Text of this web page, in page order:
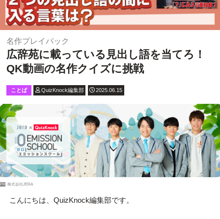
名作プレイバック
広辞苑に載っている見出し語を当てろ！
QK動画の名作クイズに挑戦
ことば QuizKnock編集部 2025.06.15
PR 株式会社JERA
こんにちは、QuizKnock編集部です。